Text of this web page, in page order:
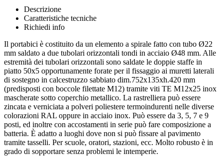
Descrizione
Caratteristiche tecniche
Richiedi info
Il portabici è costituito da un elemento a spirale fatto con tubo Ø22
mm saldato a due tubolari orizzontali tondi in acciaio Ø48 mm. Alle
estremità dei tubolari orizzontali sono saldate le doppie staffe in
piatto 50x5 opportunamente forate per il fissaggio ai muretti laterali
di sostegno in calcestruzzo sabbiato dim.752x135xh.420 mm
(predisposti con boccole filettate M12) tramite viti TE M12x25 inox
mascherate sotto coperchio metallico. La rastrelliera può essere
zincata e verniciata a polveri poliestere termoindurenti nelle diverse
colorazioni RAL oppure in acciaio inox. Può essere da 3, 5, 7 e 9
posti, ed inoltre con accostamenti in serie può fare composizione a
batteria. È adatto a luoghi dove non si può fissare al pavimento
tramite tasselli. Per scuole, oratori, stazioni, ecc. Molto robusto è in
grado di sopportare senza problemi le intemperie.